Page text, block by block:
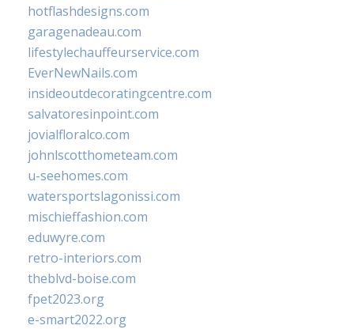
hotflashdesigns.com
garagenadeau.com
lifestylechauffeurservice.com
EverNewNails.com
insideoutdecoratingcentre.com
salvatoresinpoint.com
jovialfloralco.com
johnlscotthometeam.com
u-seehomes.com
watersportslagonissi.com
mischieffashion.com
eduwyre.com
retro-interiors.com
theblvd-boise.com
fpet2023.org
e-smart2022.org